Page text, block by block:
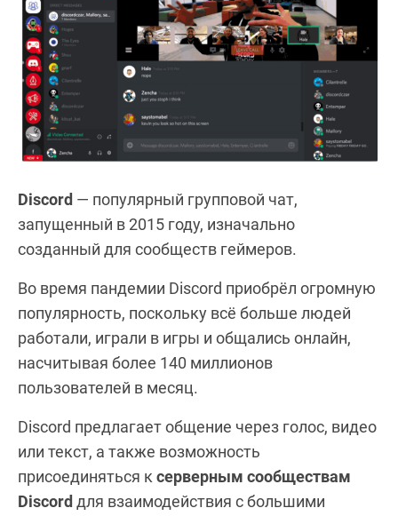
Discord — популярный групповой чат,
запущенный в 2015 году, изначально
созданный для сообществ геймеров.
Во время пандемии Discord приобрёл огромную
популярность, поскольку всё больше людей
работали, играли в игры и общались онлайн,
насчитывая более 140 миллионов
пользователей в месяц.
Discord предлагает общение через голос, видео
или текст, а также возможность
присоединяться к серверным сообществам
Discord для взаимодействия с большими